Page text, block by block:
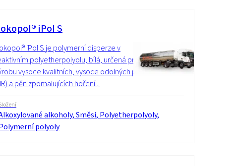
iPol S
iPol S je polymerní disperze v
polyetherpolyolu, bílá, určená pro
vysoce kvalitních, vysoce odolných pěn
a pěn zpomalujících hoření...
alkoholy, Směsi, Polyetherpolyoly,
polyoly